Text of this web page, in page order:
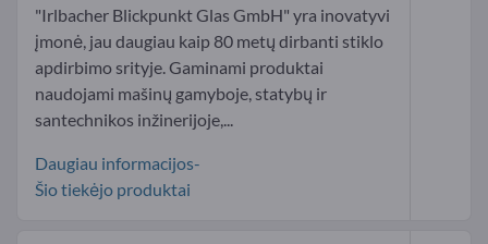
"Irlbacher Blickpunkt Glas GmbH" yra inovatyvi
įmonė, jau daugiau kaip 80 metų dirbanti stiklo
apdirbimo srityje. Gaminami produktai
naudojami mašinų gamyboje, statybų ir
santechnikos inžinerijoje,...
Daugiau informacijos-
Šio tiekėjo produktai